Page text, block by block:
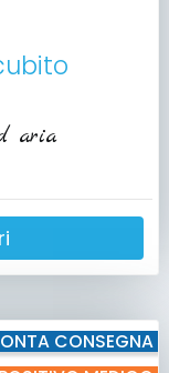
aria
CONSEGNA